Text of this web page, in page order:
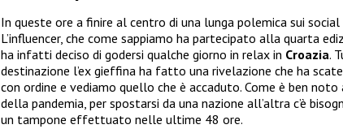
In queste ore a finire al centro di una lunga polemica sui
L’influencer, che come sappiamo ha partecipato alla quarta
ha infatti deciso di godersi qualche giorno in relax in Croazia.
destinazione l’ex gieffina ha fatto una rivelazione che ha
con ordine e vediamo quello che è accaduto. Come è ben noto
della pandemia, per spostarsi da una nazione all’altra c’è
un tampone effettuato nelle ultime 48 ore.